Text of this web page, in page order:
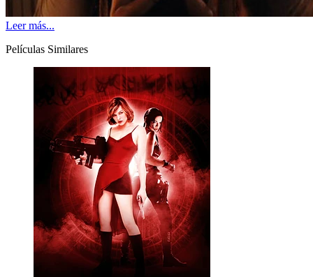
Leer más...
Películas Similares